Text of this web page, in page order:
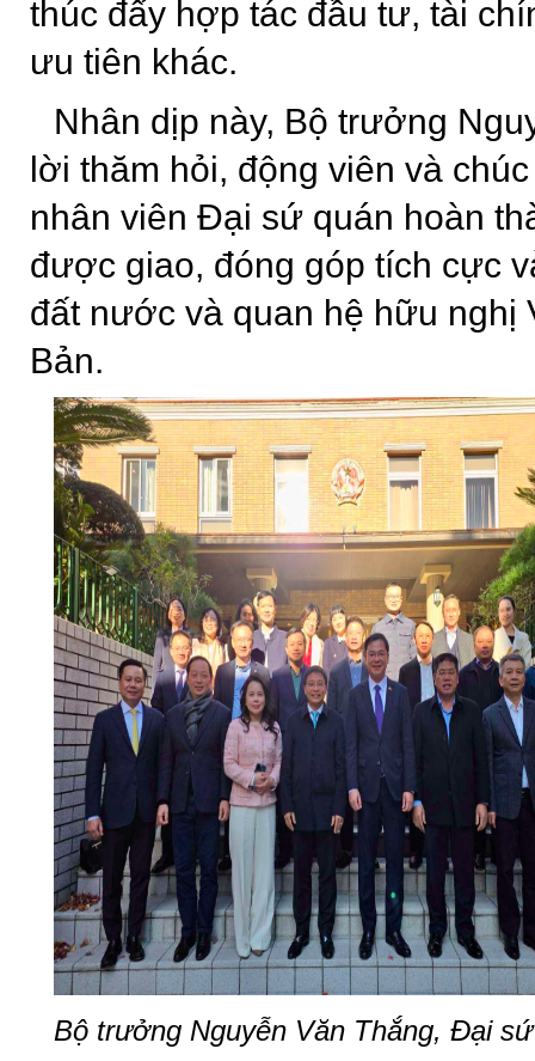
thúc đẩy hợp tác đầu tư, tài
ưu tiên khác.
Nhân dịp này, Bộ trưởng
lời thăm hỏi, động viên và
nhân viên Đại sứ quán hoàn
được giao, đóng góp tích cực
đất nước và quan hệ hữu nghị
Bản.
Bộ trưởng Nguyễn Văn Thắng, Đại